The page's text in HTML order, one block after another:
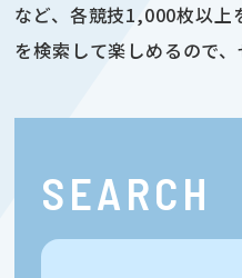
など、各競技1,000枚以上
を検索して楽しめるので
SEARCH